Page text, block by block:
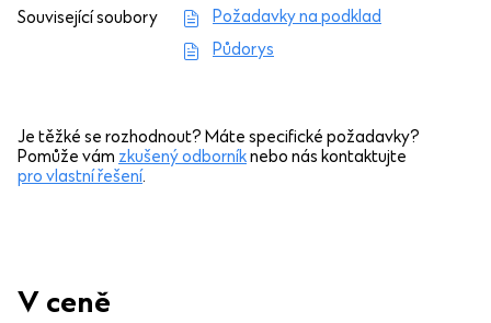
Související soubory
Požadavky na podklad
Půdorys
Je těžké se rozhodnout? Máte specifické požadavky?
Pomůže vám zkušený odborníknebo nás kontaktujte
pro vlastní řešení.
V ceně